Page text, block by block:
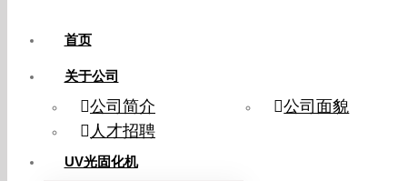
首页
关于公司
公司简介
公司面貌
人才招聘
UV光固化机